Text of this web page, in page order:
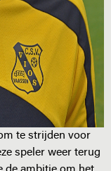
te strijden voor
speler weer terug